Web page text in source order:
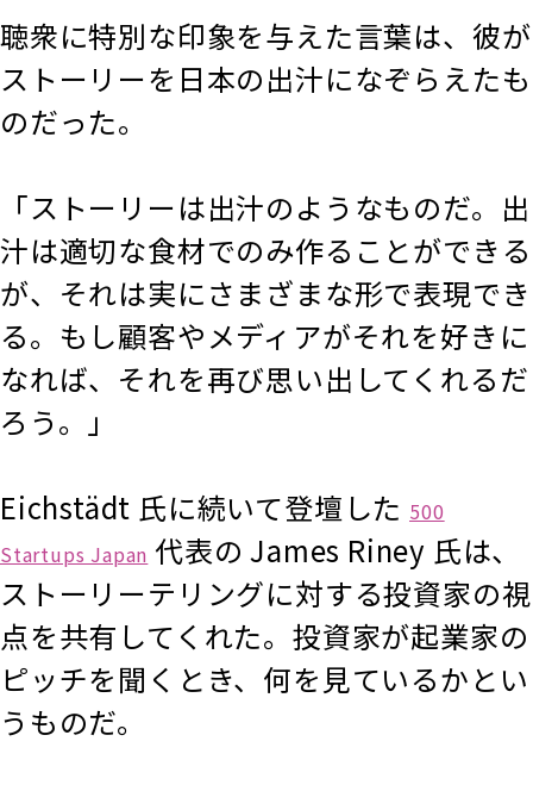
聴衆に特別な印象を与えた言葉は、彼が
ストーリーを日本の出汁になぞらえたも
のだった。
「ストーリーは出汁のようなものだ。出
汁は適切な食材でのみ作ることができる
が、それは実にさまざまな形で表現でき
る。もし顧客やメディアがそれを好きに
なれば、それを再び思い出してくれるだ
ろう。」
Eichstädt 氏に続いて登壇した 500
Startups Japan 代表の James Riney 氏は、
ストーリーテリングに対する投資家の視
点を共有してくれた。投資家が起業家の
ピッチを聞くとき、何を見ているかとい
うものだ。